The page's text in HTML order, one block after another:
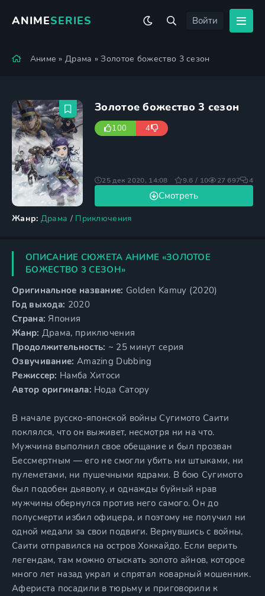
ANIMESERIES Войти
Аниме »Драма » Золотое божество 3 сезон
Золотое божество 3 сезон
100 4
Жанр: Драма / Приключения
Смотреть
25 дек 2020, 14:08 9.6 / 10 27 697 4
ОПИСАНИЕ СЮЖЕТА АНИМЕ «ЗОЛОТОЕ
БОЖЕСТВО 3 СЕЗОН»
Оригинальное название: Golden Kamuy (2020)
Год выхода: 2020
Страна: Япония
Жанр: Драма, приключения
Продолжительность: ~ 25 минут серия
Озвучивание: Amazing Dubbing
Режиссер: Намба Хитоси
Автор оригинала: Нода Сатору
В начале русско-японской войны Сугимото Саити
поклялся, что он выживет, несмотря ни на что.
Мужчина выполнил свое обещание и был прозван
Бессмертным — его не смогли убить ни штыками, ни
пулеметами, ни пушечными ядрами. В бою Сугимото
был подобен дьяволу, и однажды буйный нрав
мужчины обернулся против него самого. Он до
полусмерти избил офицера, и поэтому не получил ни
одной медали за свои подвиги. Вернувшись с войны,
Саити отправился на остров Хоккайдо. Если верить
легендам, там можно отыскать золото айнов, которое
много лет назад украл и спрятал коварный мошенник.
Афериста посадили в тюрьму и приговорили к